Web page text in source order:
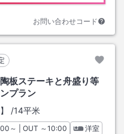
お問い合わせコード
板ステーキと舟盛り等
プラン
/14平米
ックイン
～ | OUT チェックアウト
～10:00
洋室